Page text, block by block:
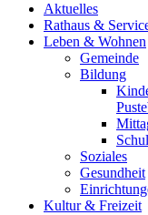
Aktuelles
Rathaus &
Leben & Wohnen
Gemeinde
Bildung
Soziales
Gesundheit
Kultur & Freizeit